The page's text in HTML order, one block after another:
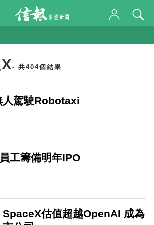
- 共404個結果
人駕駛Robotaxi
工籌備明年IPO
SpaceX估值超越OpenAI 成為